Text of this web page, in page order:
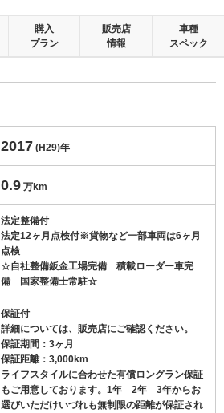
購入
プラン
販売店
情報
車種
スペック
2017 (H29)年
0.9 万km
法定整備付
法定12ヶ月点検付※貨物など一部車両は6ヶ月
点検
☆自社整備鈑金工場完備 積載ローダー車完
備 国家整備士常駐☆
保証付
詳細については、販売店にご確認ください。
保証期間：3ヶ月
保証距離：3,000km
ライフスタイルに合わせた有償ロングラン保証
もご用意しております。1年 2年 3年からお
選びいただけいづれも無制限の距離が保証され